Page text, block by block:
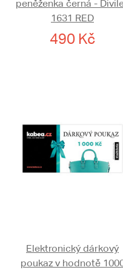
peněženka černá -
1631 RED
490 Kč
Elektronický dárkový
poukaz v hodnotě